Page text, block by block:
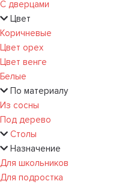
С дверцами
Цвет
Коричневые
Цвет орех
Цвет венге
Белые
По материалу
Из сосны
Под дерево
Столы
Назначение
Для школьников
Для подростка